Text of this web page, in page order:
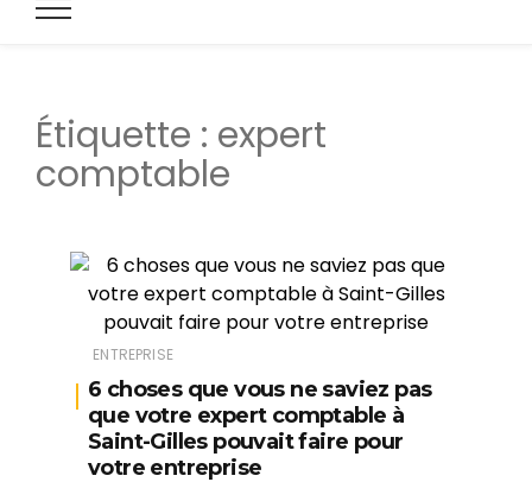
Étiquette : expert
comptable
ENTREPRISE
6 choses que vous ne saviez pas
que votre expert comptable à
Saint-Gilles pouvait faire pour
votre entreprise